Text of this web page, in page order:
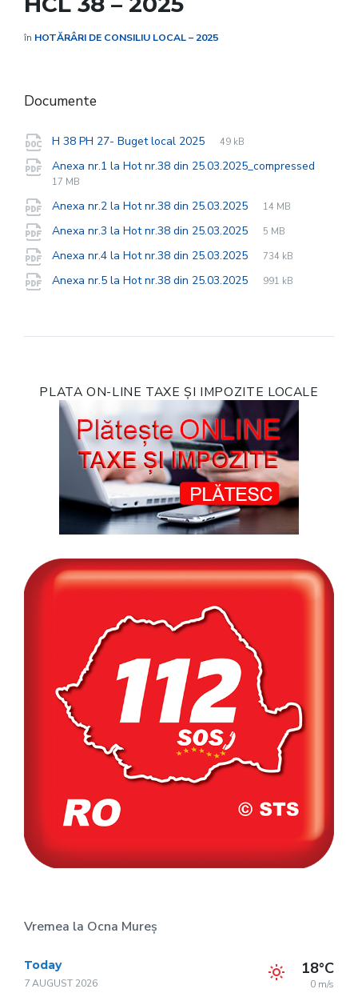
în HOTĂRÂRI DE CONSILIU LOCAL – 2025
Documente
H 38 PH 27- Buget local 2025
File
docx
File
49 kB
Anexa nr.1 la Hot nr.38 din 25.03.2025_compressed
17 MB
Anexa nr.2 la Hot nr.38 din 25.03.2025
File
pdf
File
14 MB
Anexa nr.3 la Hot nr.38 din 25.03.2025
File
pdf
File
5 MB
Anexa nr.4 la Hot nr.38 din 25.03.2025
File
pdf
File
734 kB
Anexa nr.5 la Hot nr.38 din 25.03.2025
File
pdf
File
991 kB
PLATA ON-LINE TAXE ȘI IMPOZITE LOCALE
Vremea la Ocna Mureș
Today
7 AUGUST 2026
18°C
0 m/s